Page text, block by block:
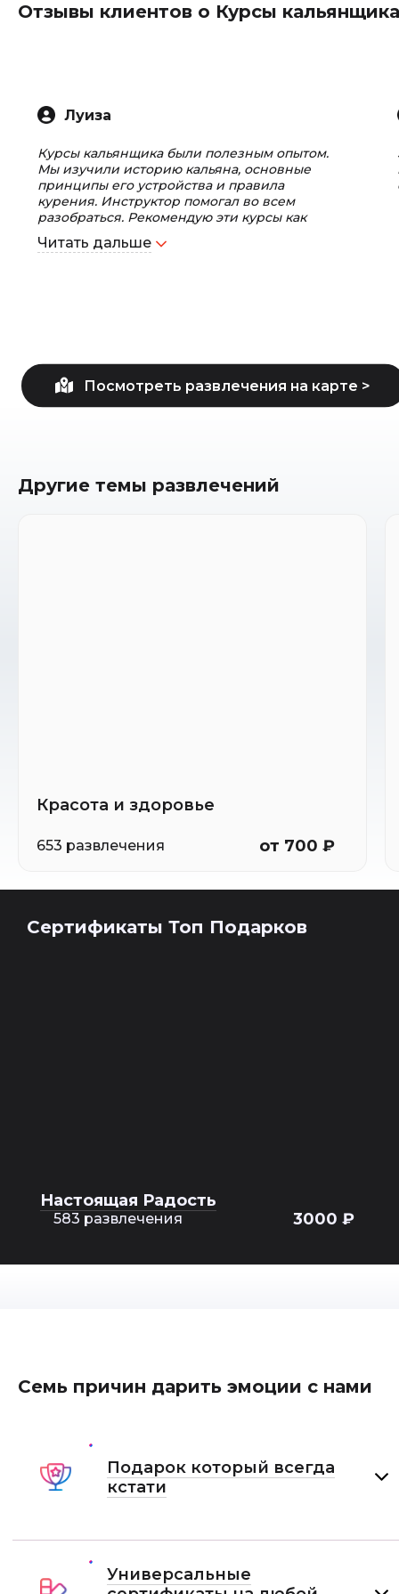
Отзывы клиентов о Курсы кальянщика
Луиза
Курсы кальянщика были полезным опытом.
Мы изучили историю кальяна, основные
принципы его устройства и правила
курения. Инструктор помогал во всем
разобраться. Рекомендую эти курсы как
отличную возможность погрузиться в мир
кальянов.
Читать дальше
Другие темы развлечений
Красота и здоровье
653 развлечения от 700 ₽
Сертификаты Топ Подарков
Настоящая Радость
583 развлечения 3000 ₽
Семь причин дарить эмоции с нами
Подарок который всегда
кстати
Универсальные